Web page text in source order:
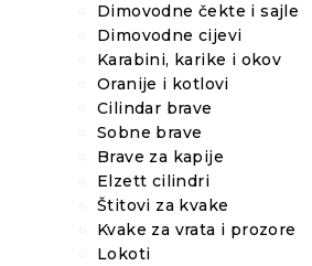
Dimovodne čekte i sajle
Dimovodne cijevi
Karabini, karike i okov
Oranije i kotlovi
Cilindar brave
Sobne brave
Brave za kapije
Elzett cilindri
Štitovi za kvake
Kvake za vrata i prozore
Lokoti